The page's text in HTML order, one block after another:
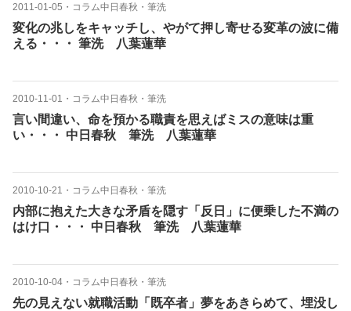
2011-01-05 ・ コラム中日春秋・筆洗
変化の兆しをキャッチし、やがて押し寄せる変革の波に備
える・・・ 筆洗 八葉蓮華
2010-11-01 ・ コラム中日春秋・筆洗
言い間違い、命を預かる職責を思えばミスの意味は重
い・・・ 中日春秋 筆洗 八葉蓮華
2010-10-21 ・ コラム中日春秋・筆洗
内部に抱えた大きな矛盾を隠す「反日」に便乗した不満の
はけ口・・・ 中日春秋 筆洗 八葉蓮華
2010-10-04 ・ コラム中日春秋・筆洗
先の見えない就職活動「既卒者」夢をあきらめて、埋没し